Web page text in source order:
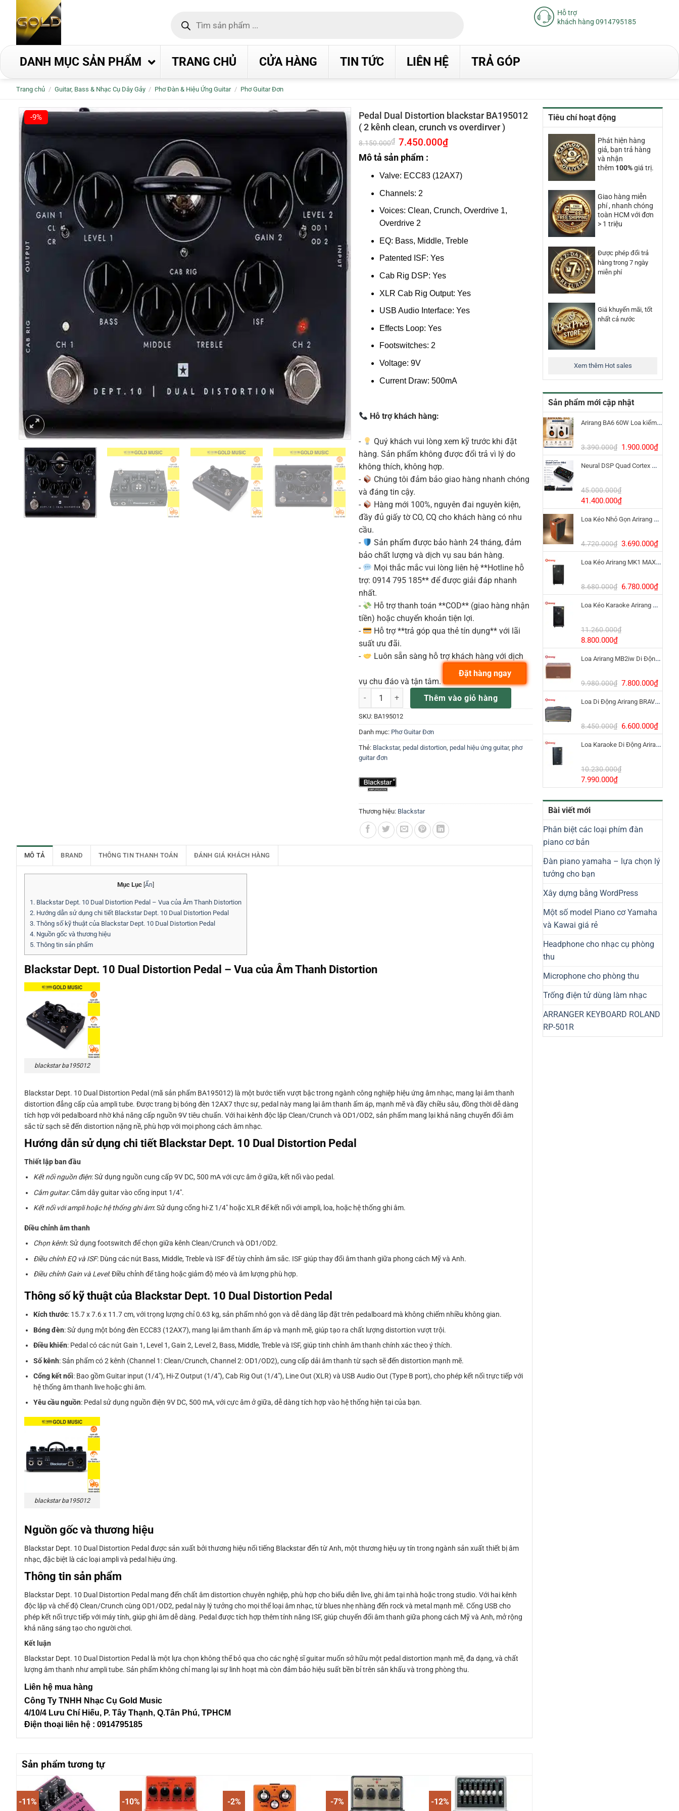
dung
kiếm
Hỗ trợ
khách hàng 0914795185
DANH MỤC SẢN PHẨM TRANG CHỦ CỬA HÀNG TIN TỨC LIÊN HỆ TRẢ GÓP
Trang chủ / Guitar, Bass & Nhạc Cụ Dây Gảy / Phơ Đàn & Hiệu Ứng Guitar / Phơ Guitar Đơn
Tiêu chí hoạt động
Phát hiện hàng
giả, bạn trả hàng
và nhận
thêm 100%giá trị.
Giao hàng miễn
phí , nhanh chóng
toàn HCM với đơn
> 1 triệu
Được phép đổi trả
hàng trong 7 ngày
miễn phí
Giá khuyến mãi, tốt
nhất cả nước
Xem thêm Hot sales
Sản phẩm mới cập nhật
Arirang BA6 60W Loa kiểm âm Bluetooth 5.3
3.390.000₫ Giá
gốc
là:
1.900.000₫Giá
hiện
Neural DSP Quad Cortex Mini – Amp Modeler Cao Cấp
45.000.000₫
Giá
gốc
là:
41.400.000₫Giá
hiện
tại
41.400.000₫.
Loa Kéo Nhỏ Gọn Arirang MKS2.5 Bass 12 Inch
4.720.000₫ Giá
gốc
là:
3.690.000₫Giá
hiện
tại
Loa Kéo Arirang MK1 MAX 1200W Pin LiFePo4
8.680.000₫ Giá
gốc
là:
6.780.000₫Giá
hiện
Loa Kéo Karaoke Arirang MK6 MAX Bass 40cm
11.260.000₫
Giá
gốc
là:
8.800.000₫Giá
hiện
tại
8.800.000₫.
Loa Arirang MB2iw Di Động 1200W Kèm Micro
9.980.000₫ Giá
gốc
là:
7.800.000₫Giá
hiện
tại
Loa Di Động Arirang BRAVO 8 800W Có Micro
8.450.000₫ Giá
gốc
là:
6.600.000₫Giá
hiện
tại
Loa Karaoke Di Động Arirang EDGE-X Model I
10.230.000₫
Giá
gốc
là:
10.230.000₫.
7.990.000₫Giá
hiện
tại
7.990.000₫.
Bài viết mới
Phân biệt các loại phím đàn
piano cơ bản
Đàn piano yamaha – lựa chọn lý
tưởng cho bạn
Xây dựng bằng WordPress
Một số model Piano cơ Yamaha
và Kawai giá rẻ
Headphone cho nhạc cụ phòng
thu
Microphone cho phòng thu
Trống điện tử dùng làm nhạc
ARRANGER KEYBOARD ROLAND
RP-501R
-9%
Pedal Dual Distortion blackstar BA195012
( 2 kênh clean, crunch vs overdirver )
8.150.000₫ Giá
gốc
là:
8.150.000₫.
7.450.000₫Giá
Mô tả sản phẩm :
Valve: ECC83 (12AX7)
Channels: 2
Voices: Clean, Crunch, Overdrive 1,
Overdrive 2
EQ: Bass, Middle, Treble
Patented ISF: Yes
Cab Rig DSP: Yes
XLR Cab Rig Output: Yes
USB Audio Interface: Yes
Effects Loop: Yes
Footswitches: 2
Voltage: 9V
Current Draw: 500mA
Hỗ trợ khách hàng:
-
Quý khách vui lòng xem kỹ trước khi đặt
hàng. Sản phẩm không được đổi trả vì lý do
không thích, không hợp.
-
Chúng tôi đảm bảo giao hàng nhanh chóng
và đáng tin cậy.
-
Hàng mới 100%, nguyên đai nguyên kiện,
đầy đủ giấy tờ CO, CQ cho khách hàng có nhu
cầu.
-
Sản phẩm được bảo hành 24 tháng, đảm
bảo chất lượng và dịch vụ sau bán hàng.
-
Mọi thắc mắc vui lòng liên hệ **Hotline hỗ
trợ: 0914 795 185** để được giải đáp nhanh
nhất.
-
Hỗ trợ thanh toán **COD** (giao hàng nhận
tiền) hoặc chuyển khoản tiện lợi.
-
Hỗ trợ **trả góp qua thẻ tín dụng** với lãi
suất ưu đãi.
-
Luôn sẵn sàng hỗ trợ khách hàng với dịch
vụ chu đáo và tận tâm.
Pedal Dual Distortion blackstar BA195012 ( 2 kênh clean, crunch vs overdirver ) số lượng
Thêm vào giỏ hàng
Đặt hàng ngay
SKU: BA195012
Danh mục: Phơ Guitar Đơn
Thẻ: Blackstar, pedal distortion, pedal hiệu ứng guitar, phơ
guitar đơn
Thương hiệu: Blackstar
MÔ TẢ BRAND THÔNG TIN THANH TOÁN ĐÁNH GIÁ KHÁCH HÀNG
Mục Lục Ẩn
1. Blackstar Dept. 10 Dual Distortion Pedal – Vua của Âm Thanh Distortion
2. Hướng dẫn sử dụng chi tiết Blackstar Dept. 10 Dual Distortion Pedal
3. Thông số kỹ thuật của Blackstar Dept. 10 Dual Distortion Pedal
4. Nguồn gốc và thương hiệu
5. Thông tin sản phẩm
Blackstar Dept. 10 Dual Distortion Pedal – Vua của Âm Thanh Distortion
blackstar ba195012
Blackstar Dept. 10 Dual Distortion Pedal (mã sản phẩm BA195012) là một bước tiến vượt bậc trong ngành công nghiệp hiệu ứng âm nhạc, mang lại âm thanh
distortion đẳng cấp của ampli tube. Được trang bị bóng đèn 12AX7 thực sự, pedal này mang lại âm thanh ấm áp, mạnh mẽ và đầy chiều sâu, đồng thời dễ dàng
tích hợp với pedalboard nhờ khả năng cấp nguồn 9V tiêu chuẩn. Với hai kênh độc lập Clean/Crunch và OD1/OD2, sản phẩm mang lại khả năng chuyển đổi âm
sắc từ sạch sẽ đến distortion nặng nề, phù hợp với mọi phong cách âm nhạc.
Hướng dẫn sử dụng chi tiết Blackstar Dept. 10 Dual Distortion Pedal
Thiết lập ban đầu
Kết nối nguồn điện: Sử dụng nguồn cung cấp 9V DC, 500 mA với cực âm ở giữa, kết nối vào pedal.
Cắm guitar: Cắm dây guitar vào cổng input 1/4″.
Kết nối với ampli hoặc hệ thống ghi âm: Sử dụng cổng hi-Z 1/4″ hoặc XLR để kết nối với ampli, loa, hoặc hệ thống ghi âm.
Điều chỉnh âm thanh
Chọn kênh: Sử dụng footswitch để chọn giữa kênh Clean/Crunch và OD1/OD2.
Điều chỉnh EQ và ISF: Dùng các nút Bass, Middle, Treble và ISF để tùy chỉnh âm sắc. ISF giúp thay đổi âm thanh giữa phong cách Mỹ và Anh.
Điều chỉnh Gain và Level: Điều chỉnh để tăng hoặc giảm độ méo và âm lượng phù hợp.
Thông số kỹ thuật của Blackstar Dept. 10 Dual Distortion Pedal
Kích thước: 15.7 x 7.6 x 11.7 cm, với trọng lượng chỉ 0.63 kg, sản phẩm nhỏ gọn và dễ dàng lắp đặt trên pedalboard mà không chiếm nhiều không gian.
Bóng đèn: Sử dụng một bóng đèn ECC83 (12AX7), mang lại âm thanh ấm áp và mạnh mẽ, giúp tạo ra chất lượng distortion vượt trội.
Điều khiển: Pedal có các nút Gain 1, Level 1, Gain 2, Level 2, Bass, Middle, Treble và ISF, giúp tinh chỉnh âm thanh chính xác theo ý thích.
Số kênh: Sản phẩm có 2 kênh (Channel 1: Clean/Crunch, Channel 2: OD1/OD2), cung cấp dải âm thanh từ sạch sẽ đến distortion mạnh mẽ.
Cổng kết nối: Bao gồm Guitar input (1/4″), Hi-Z Output (1/4″), Cab Rig Out (1/4″), Line Out (XLR) và USB Audio Out (Type B port), cho phép kết nối trực tiếp với
hệ thống âm thanh live hoặc ghi âm.
Yêu cầu nguồn: Pedal sử dụng nguồn điện 9V DC, 500 mA, với cực âm ở giữa, dễ dàng tích hợp vào hệ thống hiện tại của bạn.
blackstar ba195012
Nguồn gốc và thương hiệu
Blackstar Dept. 10 Dual Distortion Pedal được sản xuất bởi thương hiệu nổi tiếng Blackstar đến từ Anh, một thương hiệu uy tín trong ngành sản xuất thiết bị âm
nhạc, đặc biệt là các loại ampli và pedal hiệu ứng.
Thông tin sản phẩm
Blackstar Dept. 10 Dual Distortion Pedal mang đến chất âm distortion chuyên nghiệp, phù hợp cho biểu diễn live, ghi âm tại nhà hoặc trong studio. Với hai kênh
độc lập và chế độ Clean/Crunch cùng OD1/OD2, pedal này lý tưởng cho mọi thể loại âm nhạc, từ blues nhẹ nhàng đến rock và metal mạnh mẽ. Cổng USB cho
phép kết nối trực tiếp với máy tính, giúp ghi âm dễ dàng. Pedal được tích hợp thêm tính năng ISF, giúp chuyển đổi âm thanh giữa phong cách Mỹ và Anh, mở rộng
khả năng sáng tạo cho người chơi.
Kết luận
Blackstar Dept. 10 Dual Distortion Pedal là một lựa chọn không thể bỏ qua cho các nghệ sĩ guitar muốn sở hữu một pedal distortion mạnh mẽ, đa dạng, và chất
lượng âm thanh như ampli tube. Sản phẩm không chỉ mang lại sự linh hoạt mà còn đảm bảo hiệu suất bền bỉ trên sân khấu và trong phòng thu.
Liên hệ mua hàng
Công Ty TNHH Nhạc Cụ Gold Music
4/10/4 Lưu Chí Hiếu, P. Tây Thạnh, Q.Tân Phú, TPHCM
Điện thoại liên hệ : 0914795185
Sản phẩm tương tự
-11% -10% -2% -7% -12%